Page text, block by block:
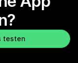
testen